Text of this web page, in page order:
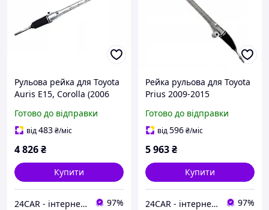
Рульова рейка для Toyota
Auris E15, Corolla (2006
Готово до відправки
від483₴/міс
4 826₴
Купити
24CAR - інтернет магазин запчастин та аксесуарів 97%
Рейка рульова для Toyota
Prius 2009-2015
Готово до відправки
від596₴/міс
5 963₴
Купити
24CAR - інтернет магазин запчастин та аксесуарів 97%